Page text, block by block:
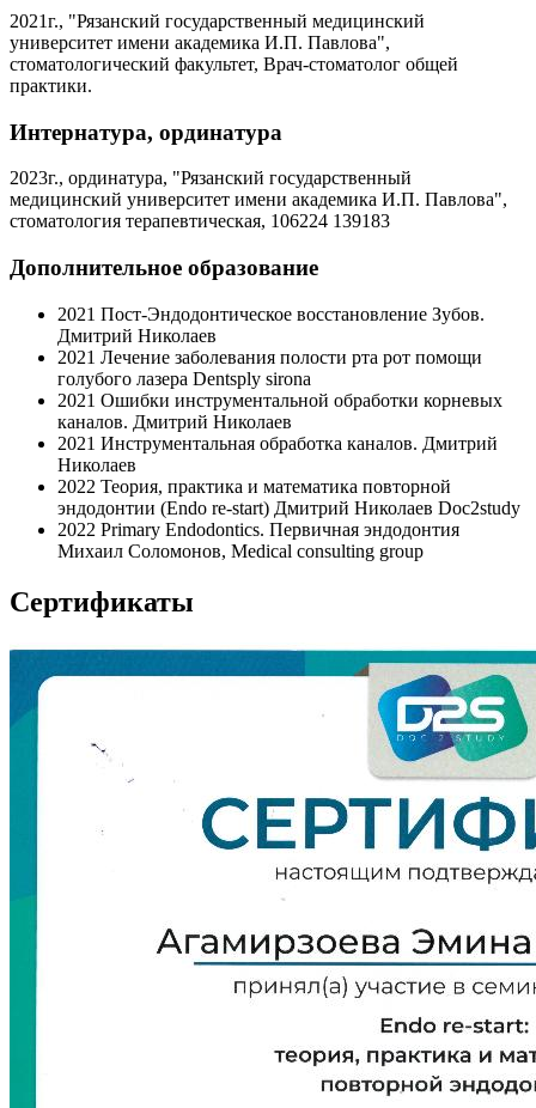
2021г., "Рязанский государственный медицинский
университет имени академика И.П. Павлова",
стоматологический факультет, Врач-стоматолог общей
практики.
Интернатура, ординатура
2023г., ординатура, "Рязанский государственный
медицинский университет имени академика И.П. Павлова",
стоматология терапевтическая, 106224 139183
Дополнительное образование
2021 Пост-Эндодонтическое восстановление Зубов.
Дмитрий Николаев
2021 Лечение заболевания полости рта рот помощи
голубого лазера Dentsply sirona
2021 Ошибки инструментальной обработки корневых
каналов. Дмитрий Николаев
2021 Инструментальная обработка каналов. Дмитрий
Николаев
2022 Теория, практика и математика повторной
эндодонтии (Endo re-start) Дмитрий Николаев Doc2study
2022 Primary Endodontics. Первичная эндодонтия
Михаил Соломонов, Medical consulting group
Сертификаты